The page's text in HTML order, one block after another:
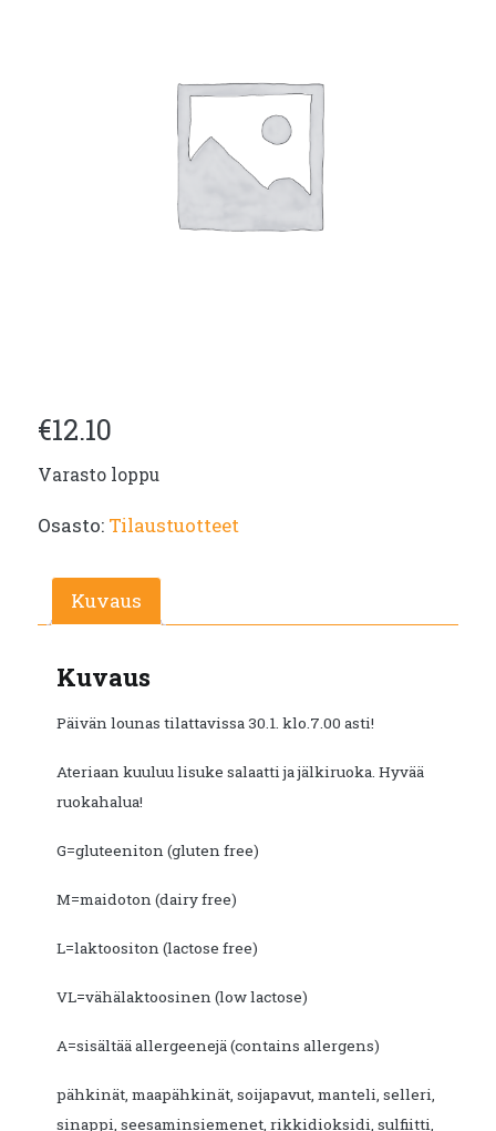
€12.10
Varasto loppu
Osasto: Tilaustuotteet
Kuvaus
Kuvaus
Päivän lounas tilattavissa 30.1. klo.7.00 asti!
Ateriaan kuuluu lisuke salaatti ja jälkiruoka. Hyvää
ruokahalua!
G=gluteeniton (gluten free)
M=maidoton (dairy free)
L=laktoositon (lactose free)
VL=vähälaktoosinen (low lactose)
A=sisältää allergeenejä (contains allergens)
pähkinät, maapähkinät, soijapavut, manteli, selleri,
sinappi, seesaminsiemenet, rikkidioksidi, sulfiitti,